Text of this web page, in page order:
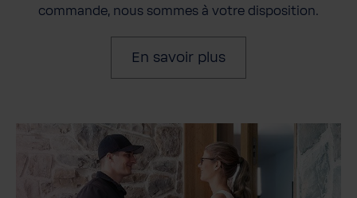
commande, nous sommes à votre disposition.
En savoir plus